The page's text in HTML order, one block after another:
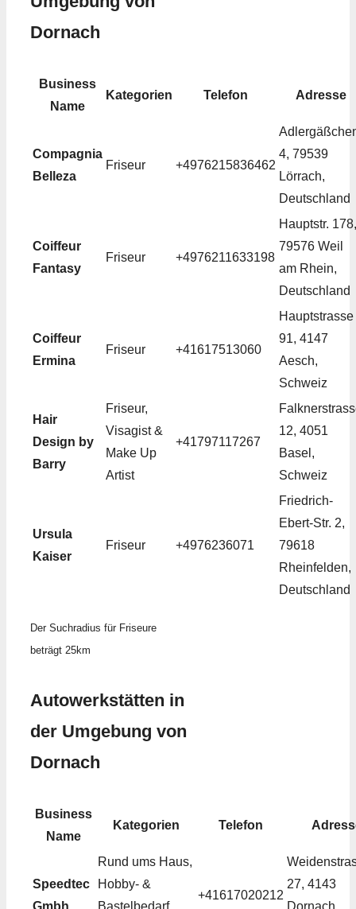
Dornach
Business
Name
Kategorien Telefon Adresse
Compagnia
Belleza
Friseur +4976215836462
4, 79539
Lörrach,
Deutschland
Coiffeur
Fantasy
Friseur +4976211633198
Hauptstr. 178,
79576 Weil
am Rhein,
Deutschland
Coiffeur
Ermina
Friseur +41617513060
Hauptstrasse
91, 4147
Aesch,
Schweiz
Hair
Design by
Barry
Friseur,
Visagist &
Make Up
Artist
+41797117267
12, 4051
Basel,
Schweiz
Ursula
Kaiser
Friseur +4976236071
Friedrich-
Ebert-Str. 2,
79618
Rheinfelden,
Deutschland
Der Suchradius für Friseure
beträgt 25km
Autowerkstätten in
der Umgebung von
Dornach
Business
Name
Kategorien Telefon
Speedtec
Gmbh
Rund ums Haus,
Hobby- &
Bastelbedarf,
+41617020212
27, 4143
Dornach,